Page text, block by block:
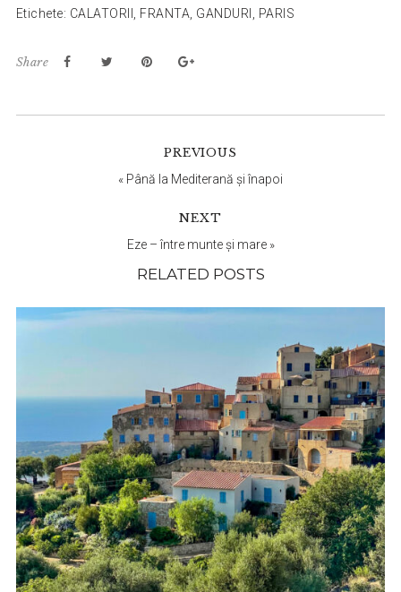
Etichete: CALATORII FRANTA GANDURI PARIS
Share
PREVIOUS
« Până la Mediterană și înapoi
NEXT
Eze – între munte și mare»
Interactions
RELATED POSTS